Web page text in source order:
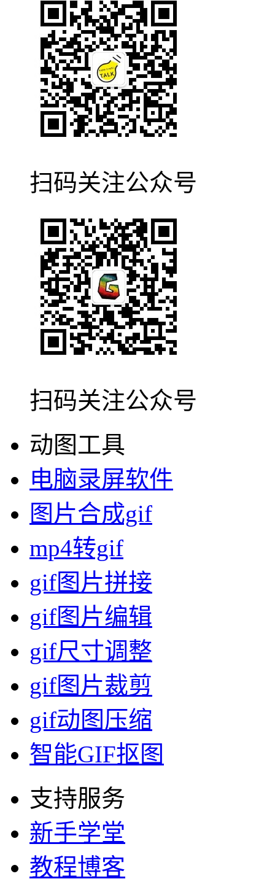
扫码关注公众号
扫码关注公众号
动图工具
电脑录屏软件
图片合成gif
mp4转gif
gif图片拼接
gif图片编辑
gif尺寸调整
gif图片裁剪
gif动图压缩
智能GIF抠图
支持服务
新手学堂
教程博客